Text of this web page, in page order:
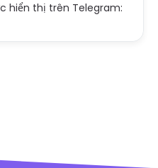
hiển thị trên Telegram: